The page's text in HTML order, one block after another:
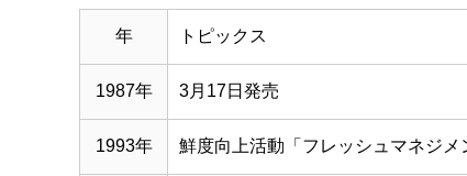
年 トピックス
1987年 3月17日発売
1993年 鮮度向上活動「フレッシュマネジメ